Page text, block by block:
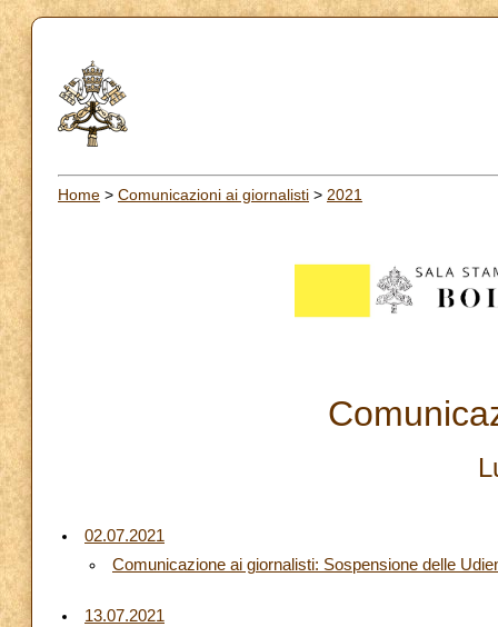
Home > Comunicazioni ai giornalisti > 2021
02.07.2021
Comunicazione ai giornalisti: Sospensione delle
13.07.2021